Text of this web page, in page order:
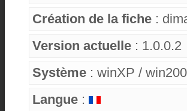
Création de la fiche :
Version actuelle : 1.0.0.2
Système : winXP /
Langue :